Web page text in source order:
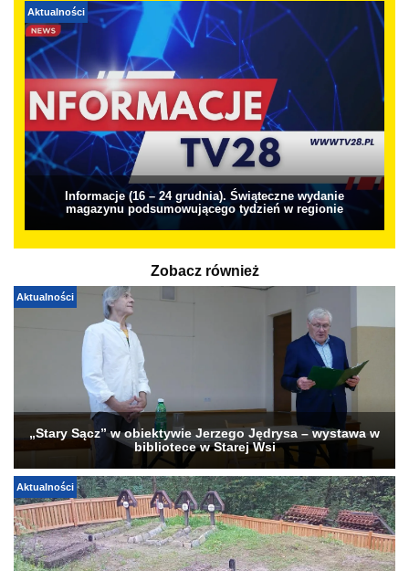
Aktualności
Informacje (16 – 24 grudnia). Świąteczne wydanie
magazynu podsumowującego tydzień w regionie
Zobacz również
Aktualności
„Stary Sącz” w obiektywie Jerzego Jędrysa – wystawa w
bibliotece w Starej Wsi
Aktualności